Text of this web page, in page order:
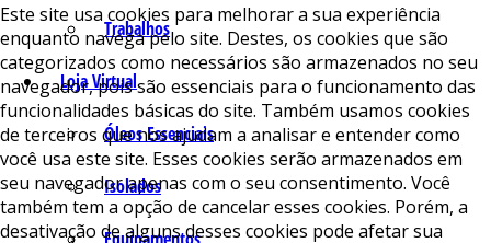
Trabalhos
Loja Virtual
Óleos Essenciais
Isolados
Este site usa cookies para melhorar a sua experiência
enquanto navega pelo site. Destes, os cookies que são
categorizados como necessários são armazenados no seu
navegador, pois são essenciais para o funcionamento das
funcionalidades básicas do site. Também usamos cookies
de terceiros que nos ajudam a analisar e entender como
você usa este site. Esses cookies serão armazenados em
seu navegador apenas com o seu consentimento. Você
também tem a opção de cancelar esses cookies. Porém, a
desativação de alguns desses cookies pode afetar sua